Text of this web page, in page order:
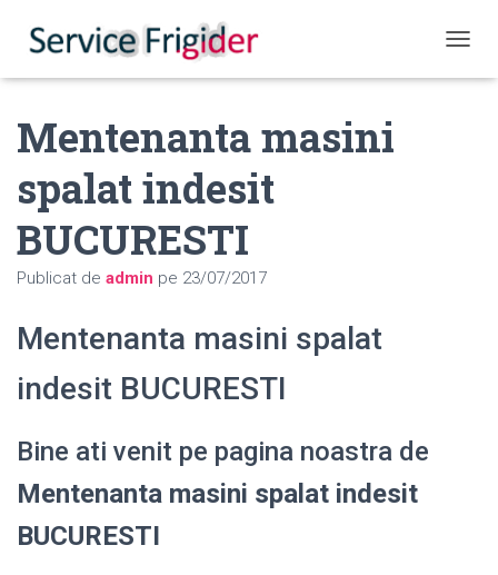
Mentenanta masini
spalat indesit
BUCURESTI
Publicat de admin pe 23/07/2017
Mentenanta masini spalat
indesit BUCURESTI
Bine ati venit pe pagina noastra de
Mentenanta masini spalat indesit
BUCURESTI